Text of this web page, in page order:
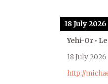
18 July 2026
Yehi-Or •
18 July 2026
http://